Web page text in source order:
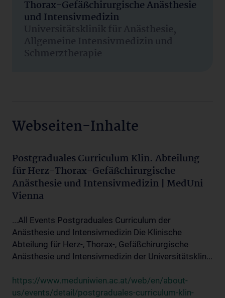
Thorax-Gefäßchirurgische Anästhesie
und Intensivmedizin
Universitätsklinik für Anästhesie,
Allgemeine Intensivmedizin und
Schmerztherapie
Webseiten-Inhalte
Postgraduales Curriculum Klin. Abteilung
für Herz-Thorax-Gefäßchirurgische
Anästhesie und Intensivmedizin | MedUni
Vienna
...All Events Postgraduales Curriculum der
Anästhesie und Intensivmedizin Die Klinische
Abteilung für Herz-, Thorax-, Gefäßchirurgische
Anästhesie und Intensivmedizin der Universitätsklin...
https://www.meduniwien.ac.at/web/en/about-
us/events/detail/postgraduales-curriculum-klin-